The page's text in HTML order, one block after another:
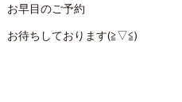
お早目のご予約
お待ちしております(≧▽≦)